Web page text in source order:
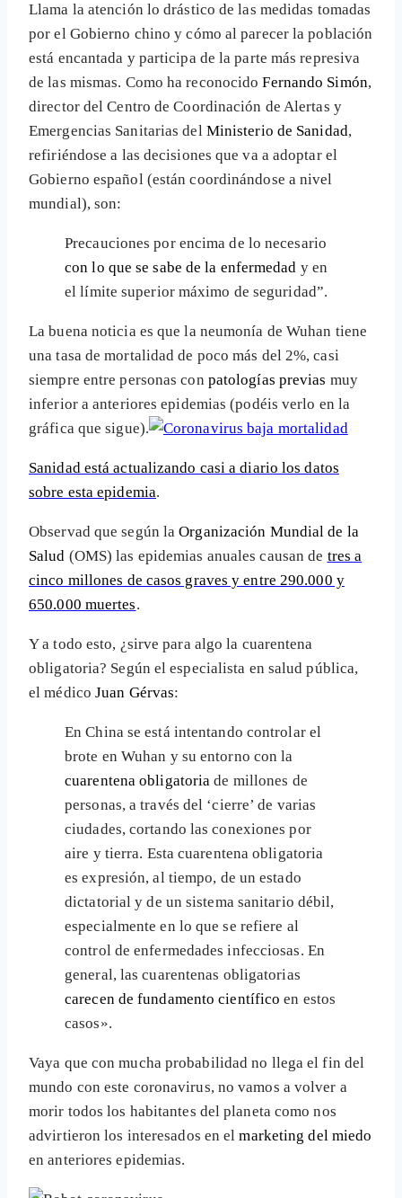
Llama la atención lo drástico de las medidas tomadas
por el Gobierno chino y cómo al parecer la población
está encantada y participa de la parte más represiva
de las mismas. Como ha reconocidoFernando Simón,
director del Centro de Coordinación de Alertas y
Emergencias Sanitarias del Ministerio de Sanidad,
refiriéndose a las decisiones que va a adoptar el
Gobierno español (están coordinándose a nivel
mundial), son:
Precauciones por encima de lo necesario
con lo que se sabe de la enfermedad y en
el límite superior máximo de seguridad”.
La buena noticia es que la neumonía de Wuhan tiene
una tasa de mortalidad de poco más del 2%, casi
siempre entre personas con patologías previas muy
inferior a anteriores epidemias (podéis verlo en la
gráfica que sigue).
Sanidad está actualizando casi a diario los datos
sobre esta epidemia.
Observad que según laOrganización Mundial de la
Salud (OMS) las epidemias anuales causan de tres a
cinco millones de casos graves y entre 290.000 y
650.000 muertes.
Y a todo esto, ¿sirve para algo la cuarentena
obligatoria? Según el especialista en salud pública,
el médicoJuan Gérvas:
En China se está intentando controlar el
brote en Wuhan y su entorno con la
cuarentena obligatoria de millones de
personas, a través del ‘cierre’ de varias
ciudades, cortando las conexiones por
aire y tierra. Esta cuarentena obligatoria
es expresión, al tiempo, de un estado
dictatorial y de un sistema sanitario débil,
especialmente en lo que se refiere al
control de enfermedades infecciosas. En
general, las cuarentenas obligatorias
carecen de fundamento científico en estos
casos».
Vaya que con mucha probabilidad no llega el fin del
mundo con este coronavirus, no vamos a volver a
morir todos los habitantes del planeta como nos
advirtieron los interesados en elmarketing del miedo
en anteriores epidemias.